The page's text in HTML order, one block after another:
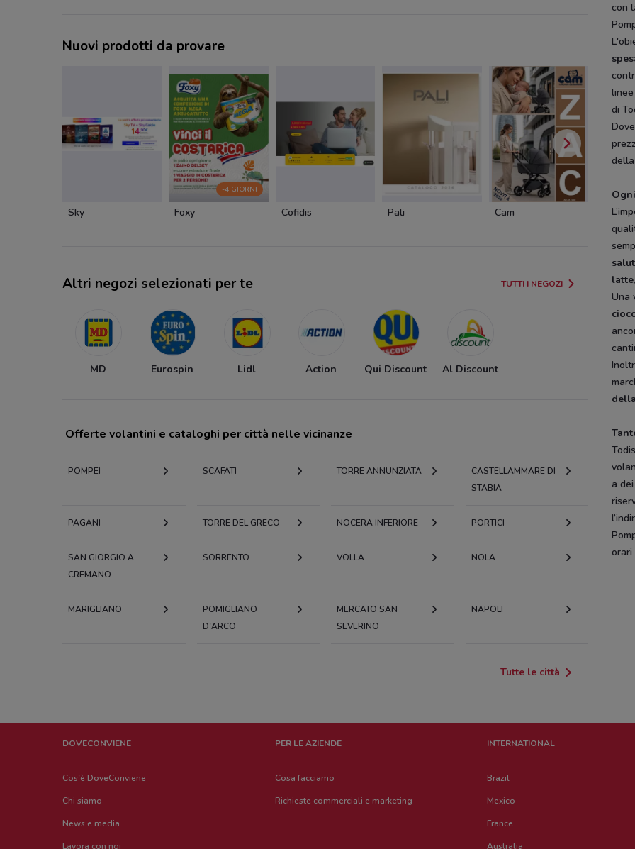
Nuovi prodotti da provare
Sky
-4 GIORNI
Foxy Cofidis Pali Cam Cam
Altri negozi selezionati per te TUTTI I NEGOZI
MD Eurospin Lidl Action Qui Discount Al Discount
Offerte volantini e cataloghi per città nelle vicinanze
POMPEI SCAFATI TORRE ANNUNZIATA
CASTELLAMMARE DI
STABIA
PAGANI TORRE DEL GRECO NOCERA INFERIORE PORTICI
SAN GIORGIO A
CREMANO
SORRENTO VOLLA NOLA
MARIGLIANO
POMIGLIANO
D'ARCO
MERCATO SAN
SEVERINO
NAPOLI
Tutte le città
con
di
Una
a
orari
DOVECONVIENE
Cos'è DoveConviene
Chi siamo
News e media
Lavora con noi
PER LE AZIENDE
Cosa facciamo
Richieste commerciali e marketing
INTERNATIONAL
Brazil
Mexico
France
Australia